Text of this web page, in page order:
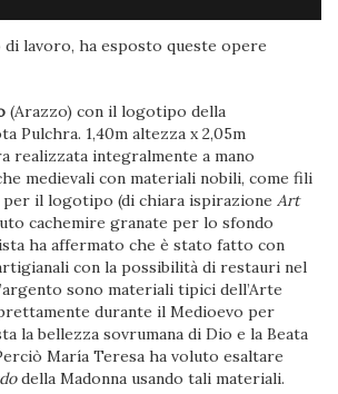
lavoro, ha esposto queste opere
(Arazzo) con il logotipo della
Pulchra. 1,40m altezza x 2,05m
realizzata integralmente a mano
medievali con materiali nobili, come fili
per il logotipo (di chiara ispirazioneArt
cachemire granate per lo sfondo
ha affermato che è stato fatto con
con la possibilità di restauri nel
sono materiali tipici dell’Arte
durante il Medioevo per
la bellezza sovrumana di Dio e la Beata
María Teresa ha voluto esaltare
della Madonna usando tali materiali.